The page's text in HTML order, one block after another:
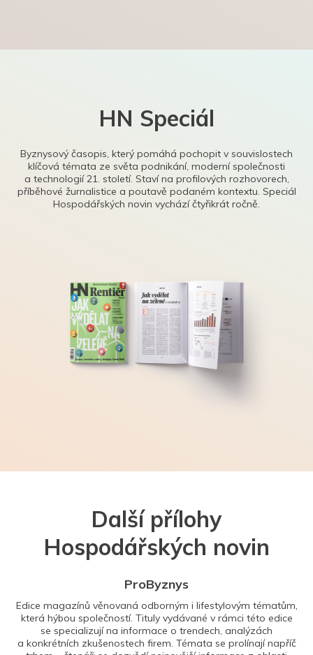
HN Speciál
Byznysový časopis, který pomáhá pochopit v souvislostech
klíčová témata ze světa podnikání, moderní společnosti
a technologií 21. století. Staví na profilových rozhovorech,
příběhové žurnalistice a poutavě podaném kontextu. Speciál
Hospodářských novin vychází čtyřikrát ročně.
Další přílohy
Hospodářských novin
ProByznys
Edice magazínů věnovaná odborným i lifestylovým tématům,
která hýbou společností. Tituly vydávané v rámci této edice
se specializují na informace o trendech, analýzách
a konkrétních zkušenostech firem. Témata se prolínají napříč